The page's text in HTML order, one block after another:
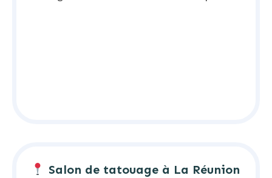
Salon de tatouage à La Réunion